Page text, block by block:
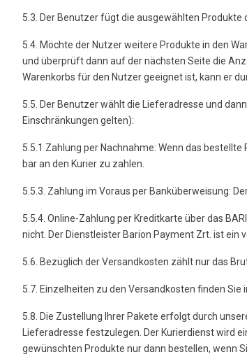
5.3. Der Benutzer fügt die ausgewählten Produkte
5.4. Möchte der Nutzer weitere Produkte in den
und überprüft dann auf der nächsten Seite die
Warenkorbs für den Nutzer geeignet ist, kann er
5.5. Der Benutzer wählt die Lieferadresse und
Einschränkungen gelten):
5.5.1 Zahlung per Nachnahme: Wenn das
bar an den Kurier zu zahlen.
5.5.3. Zahlung im Voraus per Banküberweisung:
5.5.4. Online-Zahlung per Kreditkarte über das
nicht. Der Dienstleister Barion Payment Zrt. ist
5.6. Bezüglich der Versandkosten zählt nur das
5.7. Einzelheiten zu den Versandkosten finden
5.8. Die Zustellung Ihrer Pakete erfolgt durch
Lieferadresse festzulegen. Der Kurierdienst wird
gewünschten Produkte nur dann bestellen, wenn